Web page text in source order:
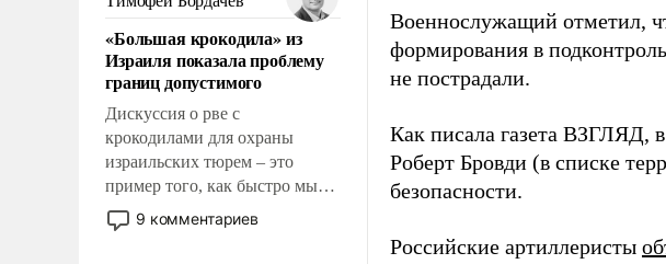
за счет российских
налогоплательщиков и где за
свои поступки не нужно
отвечать.
«Большая крокодила» из
Израиля показала проблему
границ допустимого
Дискуссия о рве с
крокодилами для охраны
израильских тюрем – это
пример того, как быстро мы
двигаемся по пути
революционных изменений.
9 комментариев
Военнослужащий отметил,
формирования в
не пострадали.
Как писала газета ВЗГЛЯД,
Роберт Бровди (в списке
безопасности.
Российские артиллеристы